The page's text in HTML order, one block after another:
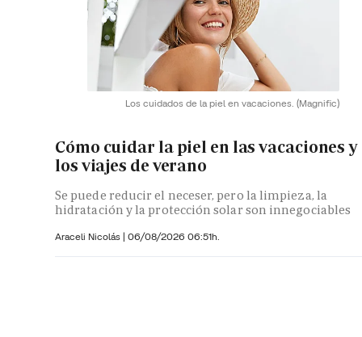
Los cuidados de la piel en vacaciones. (Magnific)
Cómo cuidar la piel en las vacaciones y
los viajes de verano
Se puede reducir el neceser, pero la limpieza, la
hidratación y la protección solar son innegociables
Araceli Nicolás | 06/08/2026 06:51h.